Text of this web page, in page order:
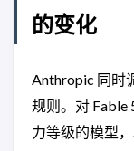
的变化
Anthropic 同时
规则。对
力等级的模型